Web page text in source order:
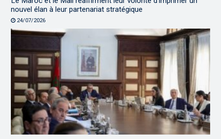
nouvel élan à leur partenariat stratégique
24/07/2026